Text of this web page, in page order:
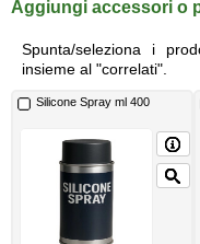
Aggiungi accessori o
Spunta/seleziona i
insieme al "correlati".
Silicone Spray ml 400